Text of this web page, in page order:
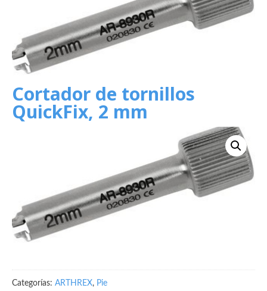
Cortador de tornillos
QuickFix, 2 mm
Categorías: ARTHREX, Pie